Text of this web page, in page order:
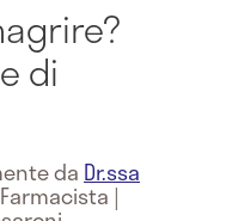
di
da Dr.ssa
Farmacista |